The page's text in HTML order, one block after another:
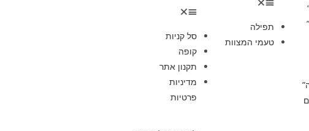
תפילה
טעמי המצוות
סל קניות
קופה
תקנון אתר
מדיניות
פרטיות